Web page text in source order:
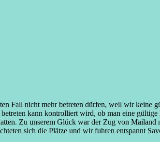
Fall nicht mehr betreten dürfen, weil wir keine
kann kontrolliert wird, ob man eine
Zu unserem Glück war der Zug von
sich die Plätze und wir fuhren entspannt